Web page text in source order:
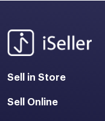
Sell in Store
Sell Online